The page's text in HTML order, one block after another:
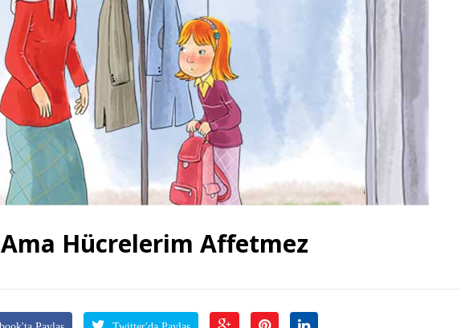
Hücrelerim Affetmez